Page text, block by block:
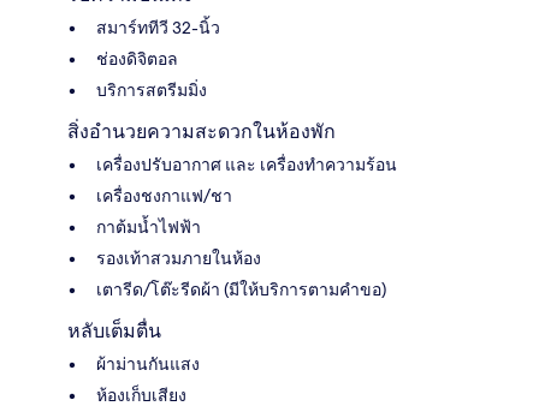
สมาร์ททีวี 32-นิ้ว
ช่องดิจิตอล
บริการสตรีมมิ่ง
สิ่งอำนวยความสะดวกในห้องพัก
เครื่องปรับอากาศ และ เครื่องทำความร้อน
เครื่องชงกาแฟ/ชา
กาต้มน้ำไฟฟ้า
รองเท้าสวมภายในห้อง
เตารีด/โต๊ะรีดผ้า (มีให้บริการตามคำขอ)
หลับเต็มตื่น
ผ้าม่านกันแสง
ห้องเก็บเสียง